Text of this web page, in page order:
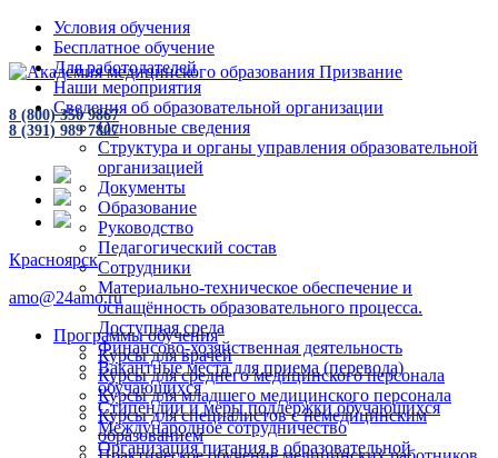
Условия обучения
Бесплатное обучение
Для работодателей
Наши мероприятия
Сведения об образовательной организации
Основные сведения
Структура и органы управления образовательной
организацией
Документы
Образование
Руководство
Педагогический состав
Сотрудники
Материально-техническое обеспечение и
оснащённость образовательного процесса.
Доступная среда
Финансово-хозяйственная деятельность
Вакантные места для приема (перевода)
обучающихся
Стипендии и меры поддержки обучающихся
Международное сотрудничество
Организация питания в образовательной
8 (800) 350 9867
8 (391) 989 7807
Красноярск
amo@24amo.ru
Программы обучения
Курсы для врачей
Курсы для среднего медицинского персонала
Курсы для младшего медицинского персонала
Курсы для специалистов с немедицинским
образованием